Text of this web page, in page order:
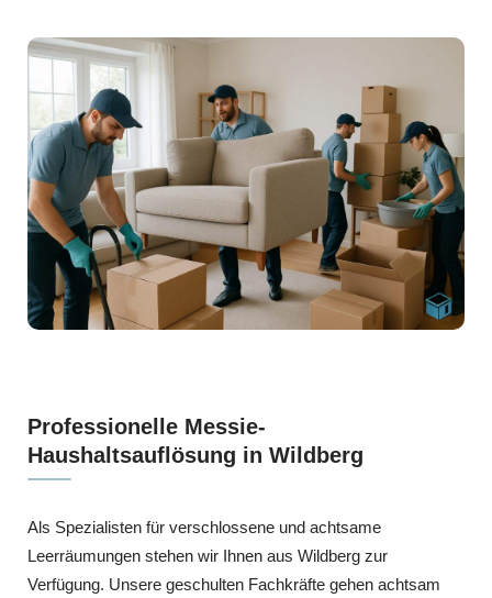
Professionelle Messie-
Haushaltsauflösung in Wildberg
Als Spezialisten für verschlossene und achtsame
Leerräumungen stehen wir Ihnen aus Wildberg zur
Verfügung. Unsere geschulten Fachkräfte gehen achtsam